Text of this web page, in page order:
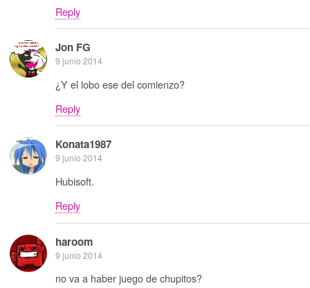
Reply
Jon FG
9 junio 2014
¿Y el lobo ese del comienzo?
Reply
Konata1987
9 junio 2014
Hubisoft.
Reply
haroom
9 junio 2014
no va a haber juego de chupitos?